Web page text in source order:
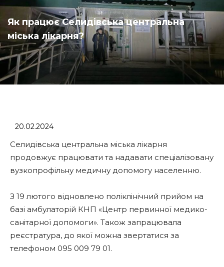
Як працює Селидівська центральна
міська лікарня?
20.02.2024
Селидівська центральна міська лікарня
продовжує працювати та надавати спеціалізовану
вузкопрофільну медичну допомогу населенню.
З 19 лютого відновлено поліклінічний прийом на
базі амбулаторій КНП «Центр первинної медико-
санітарної допомоги». Також запрацювала
реєстратура, до якої можна звертатися за
телефоном 095 009 79 01.